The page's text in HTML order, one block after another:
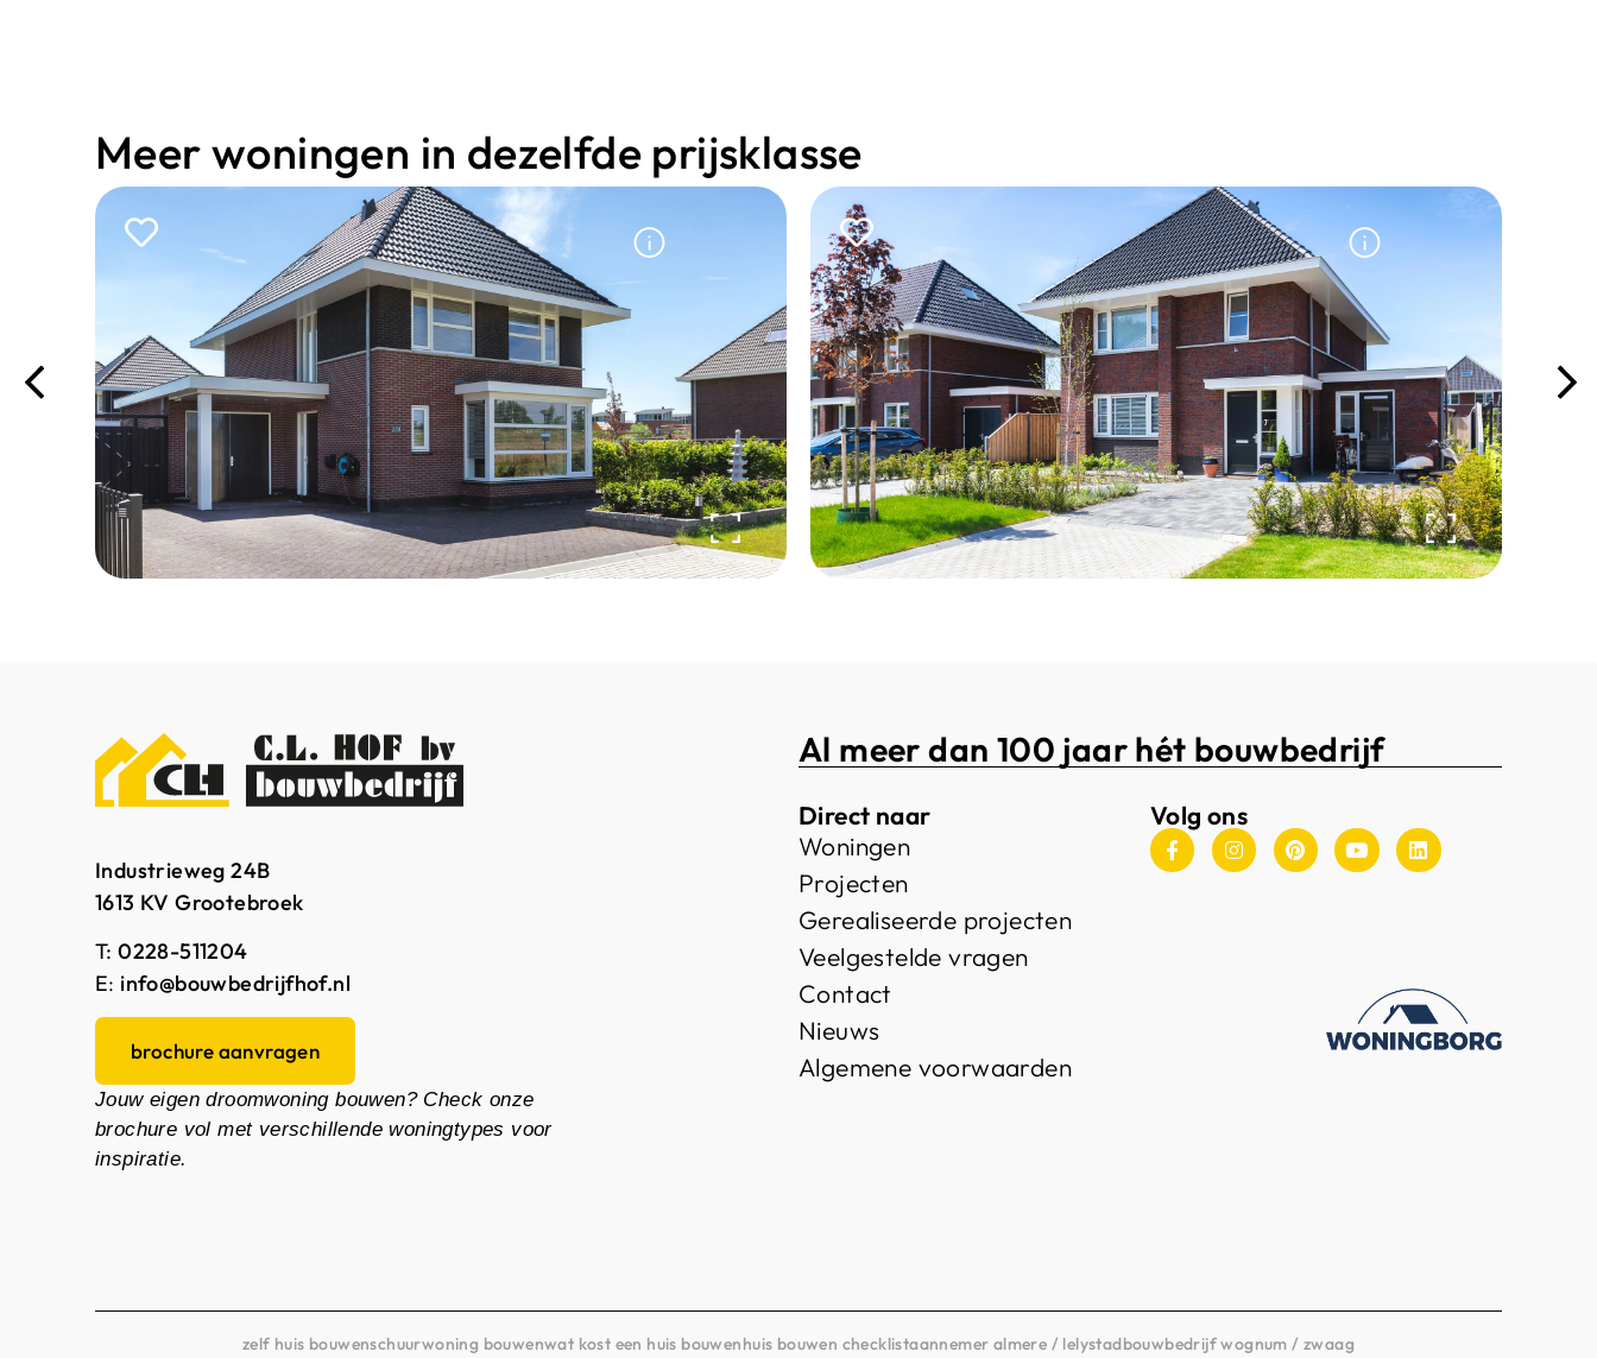
Meer woningen in dezelfde prijsklasse
Industrieweg 24B
1613 KV Grootebroek
T: 0228-511204
E: info@bouwbedrijfhof.nl
brochure aanvragen
Jouw eigen droomwoning bouwen? Check onze
brochure vol met verschillende woningtypes voor
inspiratie.
Al meer dan 100 jaar hét bouwbedrijf
Direct naar
Woningen
Projecten
Gerealiseerde projecten
Veelgestelde vragen
Contact
Nieuws
Algemene voorwaarden
Volg ons
zelf huis bouwenschuurwoning bouwenwat kost een huis bouwenhuis bouwen checklistaannemer almere / lelystadbouwbedrijf wognum / zwaag